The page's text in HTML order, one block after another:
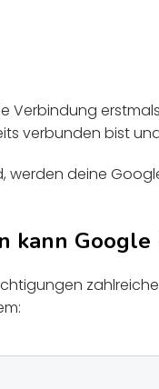
Verbindung
verbunden bist
werden deine
kann Google